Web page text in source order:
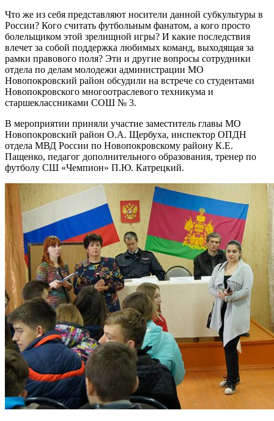
Что же из себя представляют носители данной субкультуры в
России? Кого считать футбольным фанатом, а кого просто
болельщиком этой зрелищной игры? И какие последствия
влечет за собой поддержка любимых команд, выходящая за
рамки правового поля? Эти и другие вопросы сотрудники
отдела по делам молодежи администрации МО
Новопокровский район обсудили на встрече со студентами
Новопокровского многоотраслевого техникума и
старшеклассниками СОШ № 3.
В мероприятии приняли участие заместитель главы МО
Новопокровский район О.А. Щербуха, инспектор ОПДН
отдела МВД России по Новопокровскому району К.Е.
Пащенко, педагог дополнительного образования, тренер по
футболу СШ «Чемпион» П.Ю. Катрецкий.